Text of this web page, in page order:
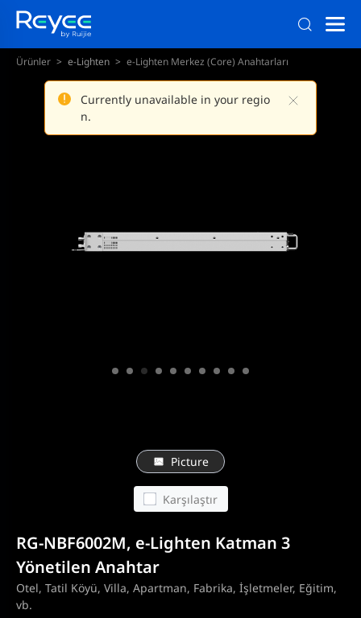
Currently unavailable in your regio
n.
Ürünler e-Lighten e-Lighten Merkez (Core) Anahtarları
Picture
Karşılaştır
RG-NBF6002M, e-Lighten Katman 3
Yönetilen Anahtar
Otel, Tatil Köyü, Villa, Apartman, Fabrika, İşletmeler, Eğitim,
vb.